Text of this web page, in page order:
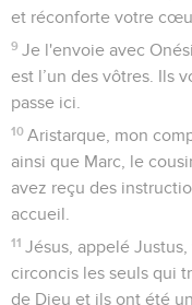
et réconforte votre
9 Je l'envoie avec
est l’un des vôtres. Ils
passe ici.
10 Aristarque, mon
ainsi que Marc, le
avez reçu des
accueil.
11 Jésus, appelé
circoncis les seuls qui
de Dieu et ils ont été